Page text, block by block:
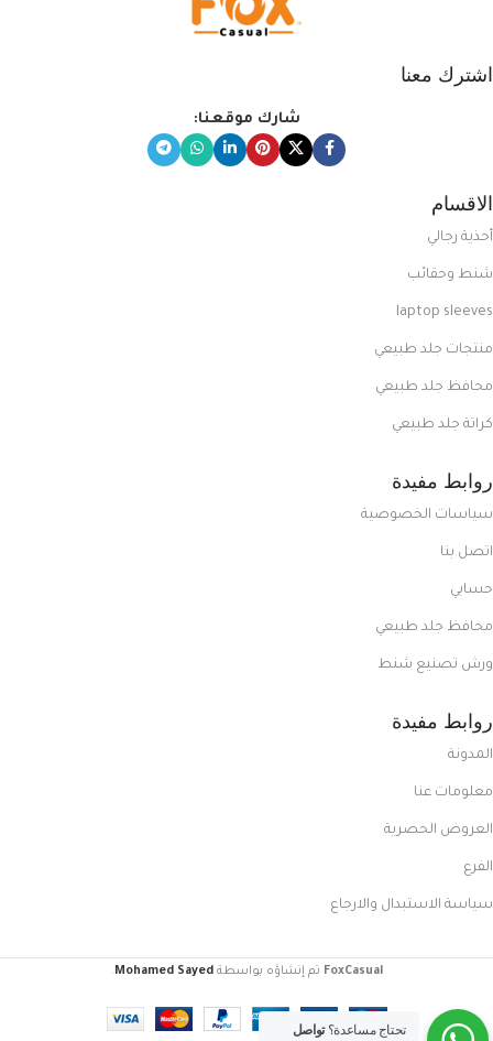
اشترك معنا
شارك موقعنا:
الاقسام
أحذية رجالي
شنط وحقائب
laptop sleeves
منتجات جلد طبيعي
محافظ جلد طبيعي
كراتة جلد طبيعي
روابط مفيدة
سياسات الخصوصية
اتصل بنا
حسابي
محافظ جلد طبيعي
ورش تصنيع شنط
روابط مفيدة
المدونة
معلومات عنا
العروض الحصرية
الفرع
سياسة الاستبدال والارجاع
FoxCasual تم إنشاؤه بواسطةMohamed Sayed
.
تحتاج مساعدة؟تواصل